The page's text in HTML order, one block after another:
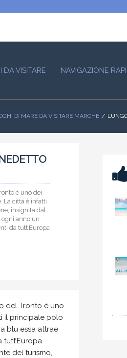
DA VISITARE NAVIGAZIONE
DI MARE DA VISITARE MARCHE
è uno dei
La città è infatti
insignita dal
anno un
da tutt’Europa
del Tronto è uno
il principale polo
blu essa attrae
del turismo,